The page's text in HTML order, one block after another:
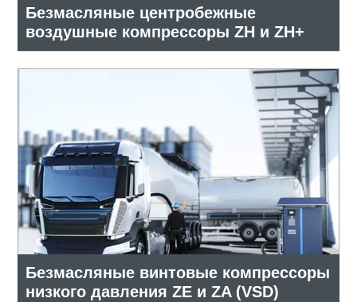
Безмасляные центробежные
воздушные компрессоры ZH и ZH+
Безмасляные винтовые компрессоры
низкого давления ZE и ZA (VSD)